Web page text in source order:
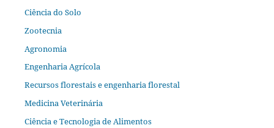
Ciência do Solo
Zootecnia
Agronomia
Engenharia Agrícola
Recursos florestais e engenharia florestal
Medicina Veterinária
Ciência e Tecnologia de Alimentos